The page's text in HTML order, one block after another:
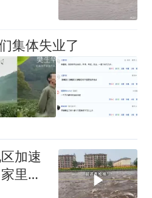
集体失业了
加速
里菜